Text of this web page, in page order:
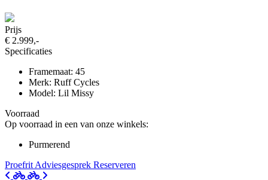
Prijs
€ 2.999,-
Specificaties
Framemaat: 45
Merk: Ruff Cycles
Model: Lil Missy
Voorraad
Op voorraad in een van onze winkels:
Purmerend
Proefrit Adviesgesprek Reserveren